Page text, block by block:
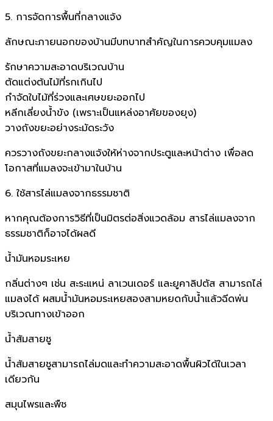
5. การจัดการพื้นที่กลางแจ้ง
ลักษณะภายนอกของบ้านมีบทบาทสำคัญในการควบคุมแมลง
รักษาความสะอาดบริเวณบ้าน
ตัดแต่งต้นไม้ที่รกเกินไป
กำจัดใบไม้ที่ร่วงและเศษขยะออกไป
หลีกเลี่ยงน้ำขัง (เพราะเป็นแหล่งอาศัยของยุง)
วางถังขยะอย่างระมัดระวัง
ควรวางถังขยะกลางแจ้งให้ห่างจากประตูและหน้าต่าง เพื่อลด
โอกาสที่แมลงจะเข้ามาในบ้าน
6. ใช้สารไล่แมลงจากธรรมชาติ
หากคุณต้องการวิธีที่เป็นมิตรต่อสิ่งแวดล้อม สารไล่แมลงจาก
ธรรมชาติก็อาจได้ผลดี
น้ำมันหอมระเหย
กลิ่นต่างๆ เช่น สะระแหน่ ลาเวนเดอร์ และยูคาลิปตัส สามารถไล่
แมลงได้ ผสมน้ำมันหอมระเหยสองสามหยดกับน้ำแล้วฉีดพ่น
บริเวณทางเข้าออก
น้ำส้มสายชู
น้ำส้มสายชูสามารถไล่มดและทำความสะอาดพื้นผิวได้ในเวลา
เดียวกัน
สมุนไพรและพืช